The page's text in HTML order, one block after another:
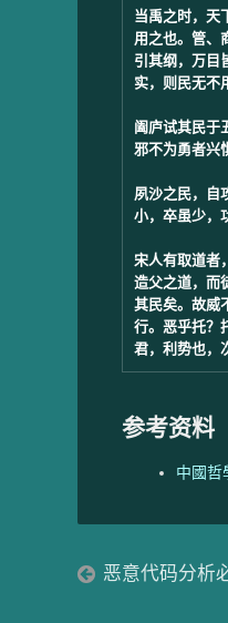
当禹之时，天
用之也。管、
引其纲，万目
实，则民无不
阖庐试其民于
邪不为勇者兴
夙沙之民，自
小，卒虽少，
宋人有取道者
造父之道，而
其民矣。故威
行。恶乎托？
参考资料
中國哲
恶意代码分析